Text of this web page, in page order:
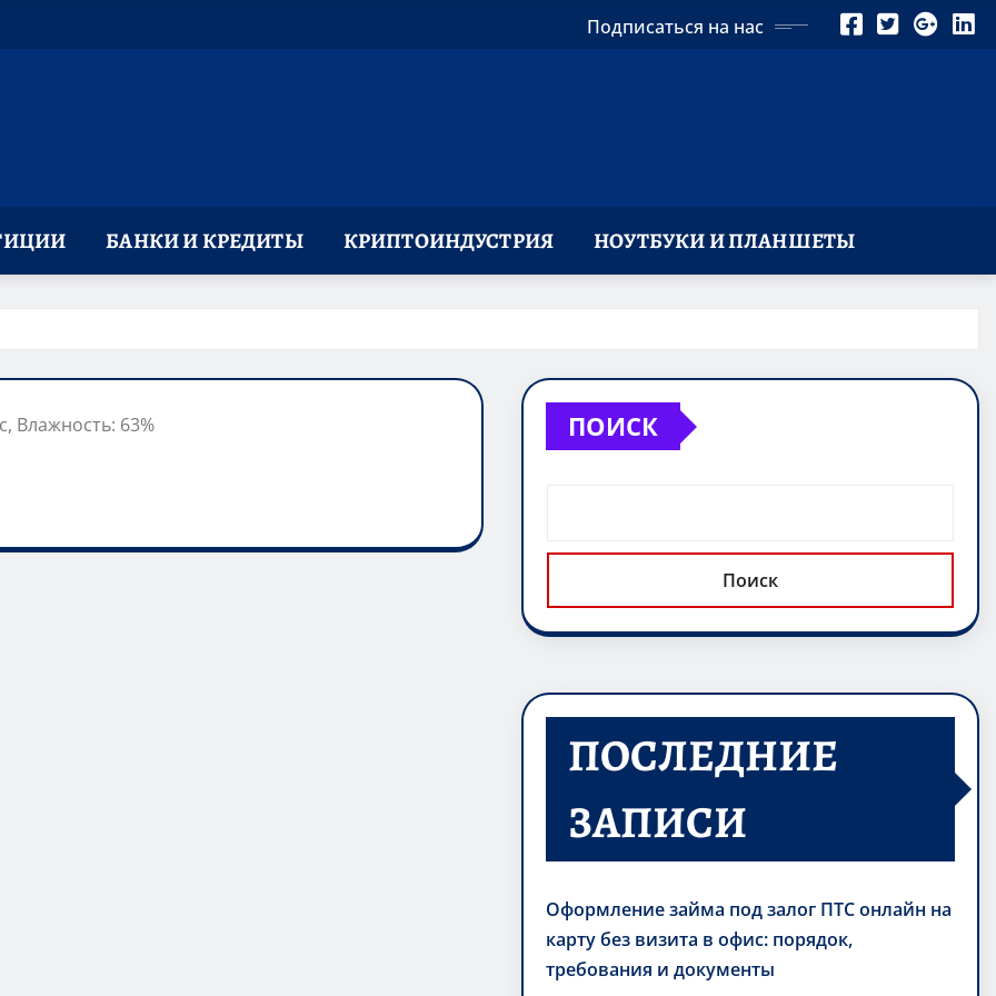
Подписаться на нас
БАНКИ И КРЕДИТЫ КРИПТОИНДУСТРИЯ НОУТБУКИ И ПЛАНШЕТЫ
Влажность: 63% ПОИСК
Поиск
ПОСЛЕДНИЕ
ЗАПИСИ
Оформление займа под залог ПТС онлайн на
карту без визита в офис: порядок,
требования и документы